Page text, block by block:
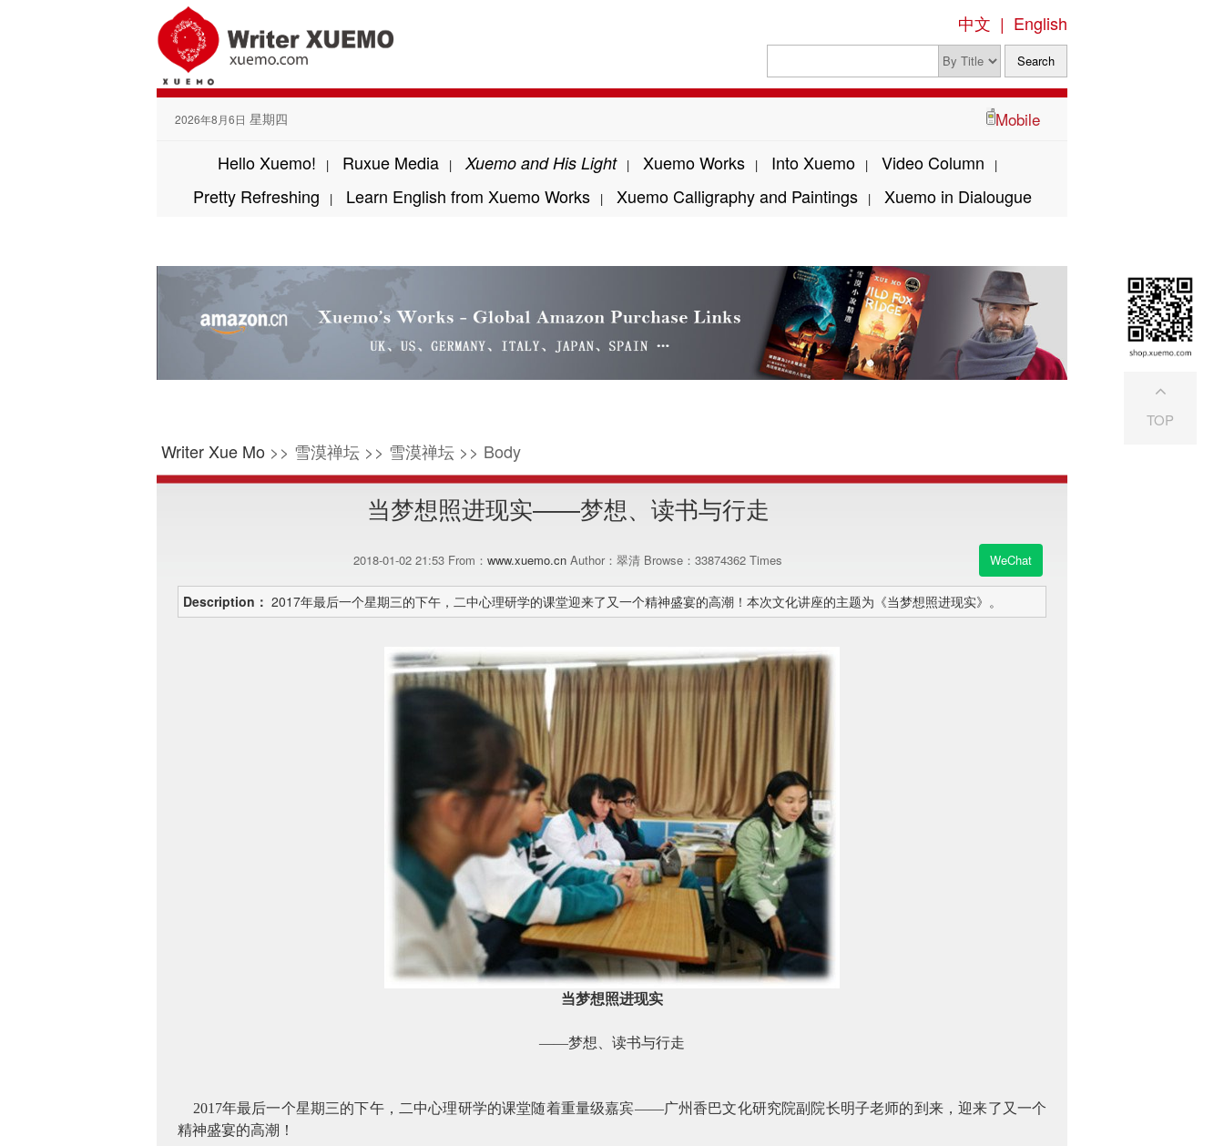
中文 | English
2026年8月6日 星期四 Mobile
Hello Xuemo! | Ruxue Media | Xuemo and His Light | Xuemo Works | Into Xuemo | Video Column |
Pretty Refreshing | Learn English from Xuemo Works | Xuemo Calligraphy and Paintings | Xuemo in Dialougue
Writer Xue Mo >> 雪漠禅坛 >> 雪漠禅坛 >> Body
当梦想照进现实——梦想、读书与行走
2018-01-02 21:53 From： www.xuemo.cn Author：翠清 Browse： 33874362 Times WeChat
Description： 2017年最后一个星期三的下午，二中心理研学的课堂迎来了又一个精神盛宴的高潮！本次文化讲座的主题为《当梦想照进现实》。
当梦想照进现实
——梦想、读书与行走
2017年最后一个星期三的下午，二中心理研学的课堂随着重量级嘉宾——广州香巴文化研究院副院长明子老师的到来，迎来了又一个
精神盛宴的高潮！
TOP